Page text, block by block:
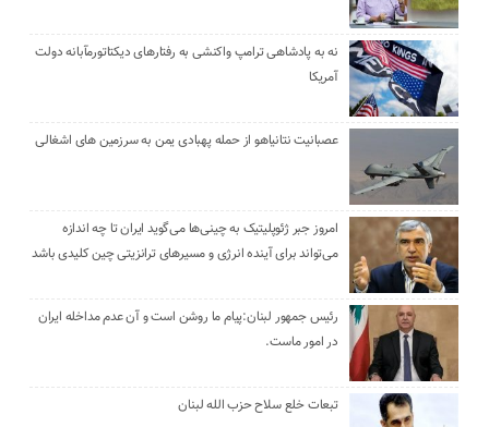
نه به پادشاهی ترامپ واکنشی به رفتارهای دیکتاتورمآبانه دولت
آمریکا
عصبانیت نتانیاهو از حمله پهبادی یمن به سرزمین های اشغالی
امروز جبر ژئوپلیتیک به چینی‌ها می‌گوید ایران تا چه اندازه
می‌تواند برای آینده انرژی و مسیرهای ترانزیتی چین کلیدی باشد
رئیس جمهور لبنان:پیام ما روشن است و آن عدم مداخله ایران
در امور ماست.
تبعات خلع سلاح حزب الله لبنان